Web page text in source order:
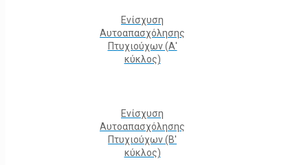
Ενίσχυση
Αυτοαπασχόλησης
Πτυχιούχων (Α'
κύκλος)
Ενίσχυση
Αυτοαπασχόλησης
Πτυχιούχων (Β'
κύκλος)